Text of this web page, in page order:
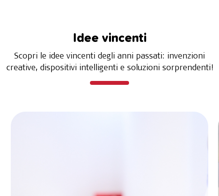
Idee vincenti
Scopri le idee vincenti degli anni passati: invenzioni
creative, dispositivi intelligenti e soluzioni sorprendenti!